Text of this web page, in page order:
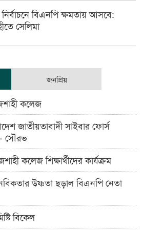
বিএনপি ক্ষমতায় আসবে:
সেলিমা
জনপ্রিয়
কলেজ
জাতীয়তাবাদী সাইবার ফোর্স
সৌরভ
কলেজ শিক্ষার্থীদের কার্যক্রম
উষ্ণতা ছড়াল বিএনপি নেতা
বিকেল